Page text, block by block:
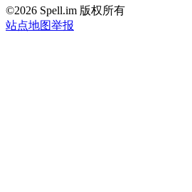
©2026 Spell.im 版权所有
站点地图举报